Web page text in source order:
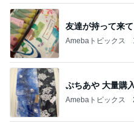
友達が持って来
Amebaトピックス
ぷちあや 大量購
Amebaトピックス